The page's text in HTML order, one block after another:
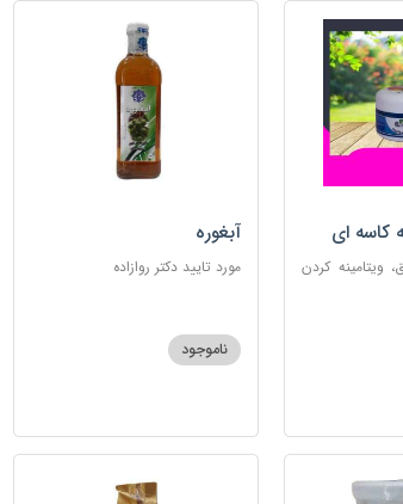
کاسه ای
ویتامینه کردن
آبغوره
مورد تایید دکتر روازاده
ناموجود